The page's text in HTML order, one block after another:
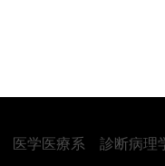
学医療系 診断病理